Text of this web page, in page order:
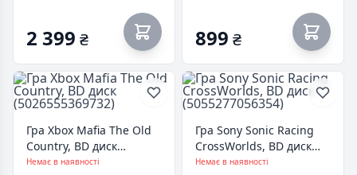
2 399 ₴ 899 ₴
Гра Xbox Mafia The Old
Country, BD диск
(5026555369732)
Немає в наявності
Гра Sony Sonic Racing
CrossWorlds, BD диск
(5055277056354)
Немає в наявності